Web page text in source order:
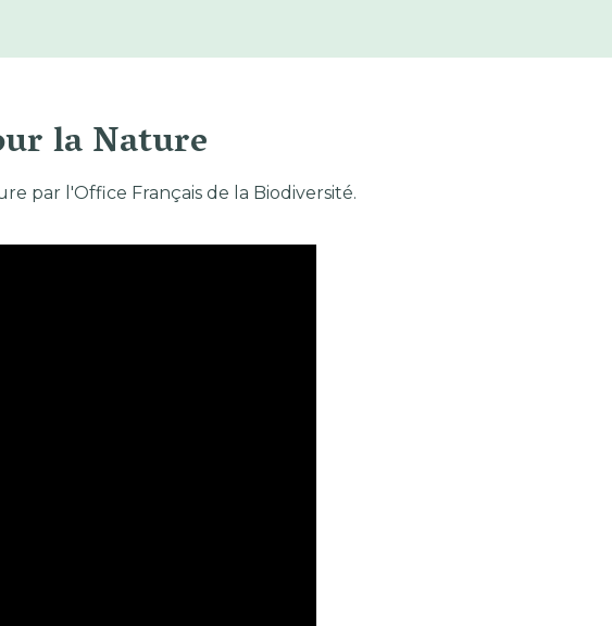
la Nature
par l'Office Français de la Biodiversité.